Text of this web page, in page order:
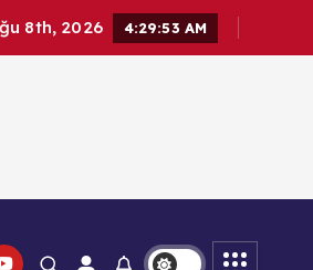
8th, 2026 4:29:54 AM